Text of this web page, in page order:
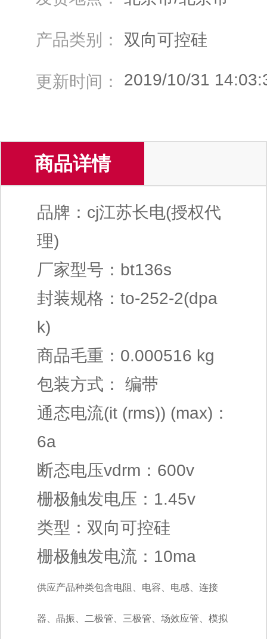
产品类别： 双向可控硅
更新时间： 2019/10/31
商品详情
品牌：cj江苏长电(授权代
理)
厂家型号：bt136s
封装规格：to-252-2(dpa
k)
商品毛重：0.000516 kg
包装方式： 编带
通态电流(it (rms)) (max)：
6a
断态电压vdrm：600v
栅极触发电压：1.45v
类型：双向可控硅
栅极触发电流：10ma
供应产品种类包含电阻、电容、电感、连接
器、晶振、二极管、三极管、场效应管、模拟